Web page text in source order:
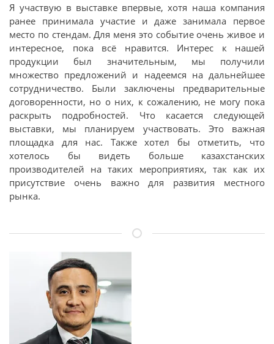
Я участвую в выставке впервые, хотя наша компания
ранее принимала участие и даже занимала первое
место по стендам. Для меня это событие очень живое и
интересное, пока всё нравится. Интерес к нашей
продукции был значительным, мы получили
множество предложений и надеемся на дальнейшее
сотрудничество. Были заключены предварительные
договоренности, но о них, к сожалению, не могу пока
раскрыть подробностей. Что касается следующей
выставки, мы планируем участвовать. Это важная
площадка для нас. Также хотел бы отметить, что
хотелось бы видеть больше казахстанских
производителей на таких мероприятиях, так как их
присутствие очень важно для развития местного
рынка.